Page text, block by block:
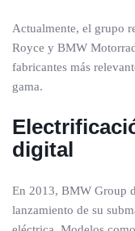
Actualmente, el grupo
Royce y BMW
fabricantes más
gama.
digital
En 2013, BMW Group
lanzamiento de su